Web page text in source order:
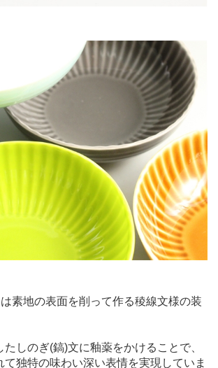
素地の表面を削って作る稜線文様の装
しのぎ(鎬)文に釉薬をかけることで、
て独特の味わい深い表情を実現していま